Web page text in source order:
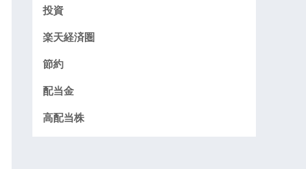
投資
楽天経済圏
節約
配当金
高配当株